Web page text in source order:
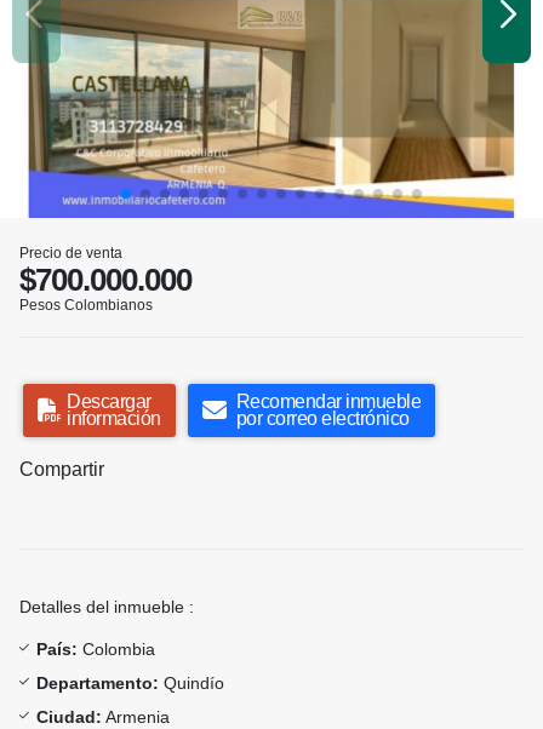
Precio de venta
$700.000.000
Pesos Colombianos
Descargar
información
Recomendar inmueble
por correo electrónico
Compartir
Detalles del inmueble :
País: Colombia
Departamento: Quindío
Ciudad: Armenia